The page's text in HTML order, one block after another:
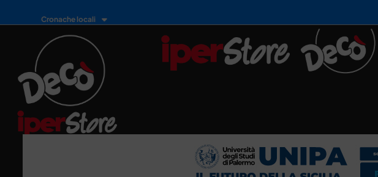
Cronache locali